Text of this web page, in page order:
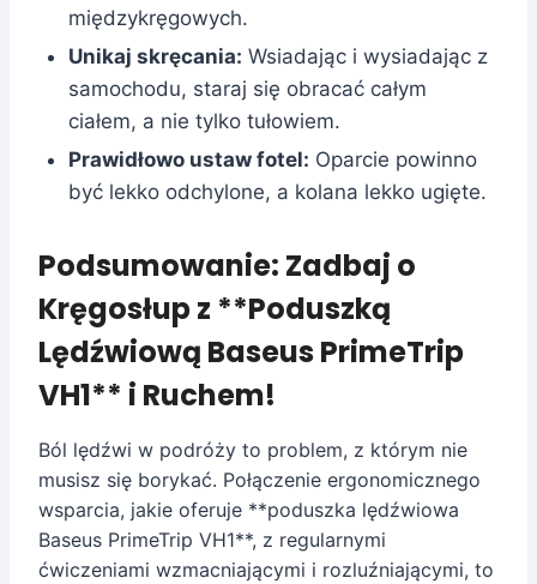
międzykręgowych.
Unikaj skręcania: Wsiadając i wysiadając z
samochodu, staraj się obracać całym
ciałem, a nie tylko tułowiem.
Prawidłowo ustaw fotel: Oparcie powinno
być lekko odchylone, a kolana lekko ugięte.
Podsumowanie: Zadbaj o
Kręgosłup z **Poduszką
Lędźwiową Baseus PrimeTrip
VH1** i Ruchem!
Ból lędźwi w podróży to problem, z którym nie
musisz się borykać. Połączenie ergonomicznego
wsparcia, jakie oferuje **poduszka lędźwiowa
Baseus PrimeTrip VH1**, z regularnymi
ćwiczeniami wzmacniającymi i rozluźniającymi, to